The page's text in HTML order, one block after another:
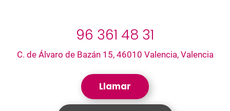
96 361 48 31
C. de Álvaro de Bazán 15, 46010 Valencia, Valencia
Llamar